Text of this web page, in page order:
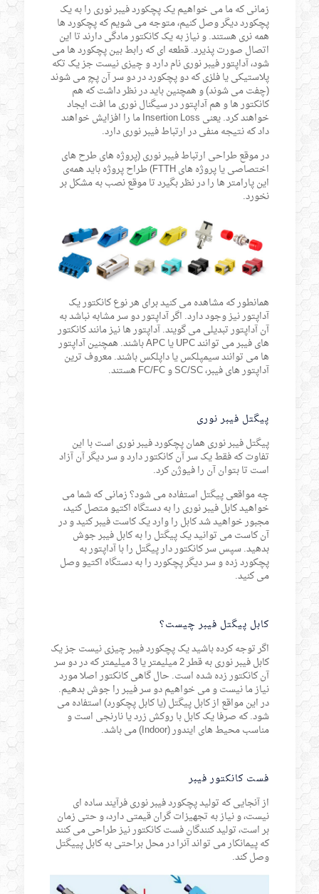
زمانی که ما می خواهیم یک پچکورد فیبر نوری را به یک
پچکورد دیگر وصل کنیم، متوجه می شویم که پچکورد ها
همه نری هستند. و نیاز به یک کانکتور مادگی دارند تا این
اتصال صورت پذیرد. قطعه ای که رابط بین پچکورد ها می
شود، آداپتور فیبر نوری نام دارد و چیزی نیست جز یک تکه
پلاستیکی یا فلزی که دو پچکورد در دو سر آن پچ می شوند
(چفت می شوند) و همچنین باید در نظر داشت که هم
کانکتور ها و هم آداپتور در سیگنال نوری ما افت ایجاد
خواهند کرد. یعنی Insertion Loss ما را افزایش خواهند
داد که نتیجه منفی در ارتباط فیبر نوری دارد.
در موقع طراحی ارتباط فیبر نوری (پروژه های طرح های
اختصاصی یا پروژه های FTTH) طراح پروژه باید همه‌ی
این پارامتر ها را در نظر بگیرد تا موقع نصب به مشکل بر
نخورد.
همانطور که مشاهده می کنید برای هر نوع کانکتور یک
آداپتور نیز وجود دارد. اگر آداپتور دو سر مشابه نباشد به
آن آداپتور تبدیلی می گویند. آداپتور ها نیز مانند کانکتور
های فیبر می توانند UPC یا APC باشند. همچنین آداپتور
ها می توانند سیمپلکس یا داپلکس باشند. معروف ترین
آداپتور های فیبر، SC/SC و FC/FC هستند.
پیگتل فیبر نوری
پیگتل فیبر نوری همان پچکورد فیبر نوری است با این
تفاوت که فقط یک سر آن کانکتور دارد و سر دیگر آن آزاد
است تا بتوان آن را فیوژن کرد.
چه مواقعی پیگتل استفاده می شود؟ زمانی که شما می
خواهید کابل فیبر نوری را به دستگاه اکتیو متصل کنید،
مجبور خواهید شد کابل را وارد یک کاست فیبر کنید و در
آن کاست می توانید یک پیگتل را به کابل فیبر جوش
بدهید. سپس سر کانکتور دار پیگتل را با آداپتور به
پچکورد زده و سر دیگر پچکورد را به دستگاه اکتیو وصل
می کنید.
کابل پیگتل فیبر چیست؟
اگر توجه کرده باشید یک پچکورد فیبر چیزی نیست جز یک
کابل فیبر نوری به قطر 2 میلیمتر یا 3 میلیمتر که در دو سر
آن کانکتور زده شده است. حال گاهی کانکتور اصلا مورد
نیاز ما نیست و می خواهیم دو سر فیبر را جوش بدهیم.
در این مواقع از کابل پیگتل (یا کابل پچکورد) استفاده می
شود. که صرفا یک کابل با روکش زرد یا نارنجی است و
مناسب محیط های ایندور (Indoor) می باشد.
فست کانکتور فیبر
از آنجایی که تولید پچکورد فیبر نوری فرآیند ساده ای
نیست، و نیاز به تجهیزات گران قیمتی دارد، و حتی زمان
بر است، تولید کنندگان فست کانکتور نیز طراحی می کنند
که پیمانکار می تواند آنرا در محل براحتی به کابل پییگتل
وصل کند.